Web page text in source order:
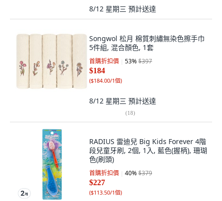
8/12 星期三 預計送達
Songwol 松月 棉質刺繡無染色擦手巾
5件組, 混合顏色, 1套
首購折扣價 53%$397
$184
($184.00/1個)
8/12 星期三 預計送達
(18)
RADIUS 雷迪兒 Big Kids Forever 4階
段兒童牙刷, 2個, 1入, 藍色(握柄), 珊瑚
色(刷頭)
首購折扣價 40%$379
$227
($113.50/1個)